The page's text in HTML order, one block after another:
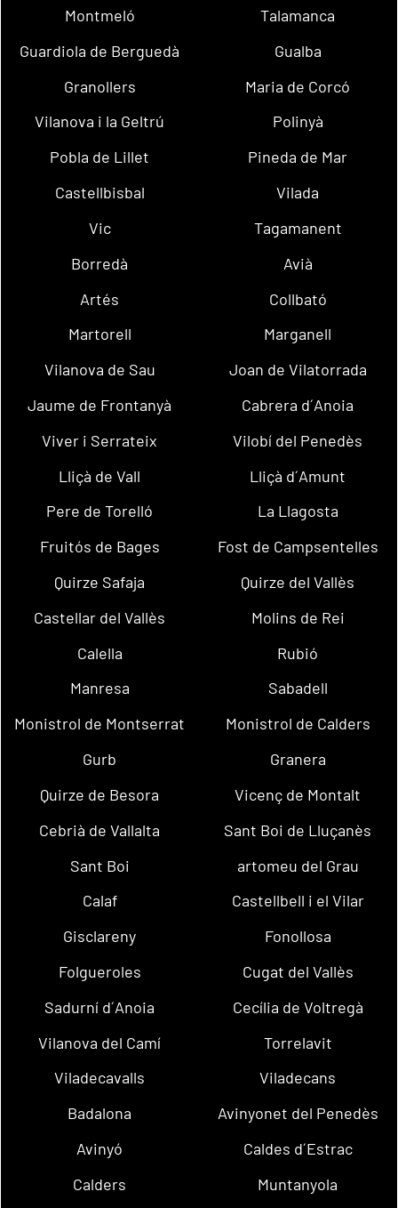
Montmeló
Talamanca
Guardiola de Berguedà
Gualba
Granollers
Maria de Corcó
Vilanova i la Geltrú
Polinyà
Pobla de Lillet
Pineda de Mar
Castellbisbal
Vilada
Vic
Tagamanent
Borredà
Avià
Artés
Collbató
Martorell
Marganell
Vilanova de Sau
Joan de Vilatorrada
Jaume de Frontanyà
Cabrera d´Anoia
Viver i Serrateix
Vilobí del Penedès
Lliçà de Vall
Lliçà d´Amunt
Pere de Torelló
La Llagosta
Fruitós de Bages
Fost de Campsentelles
Quirze Safaja
Quirze del Vallès
Castellar del Vallès
Molins de Rei
Calella
Rubió
Manresa
Sabadell
Monistrol de Montserrat
Monistrol de Calders
Gurb
Granera
Quirze de Besora
Vicenç de Montalt
Cebrià de Vallalta
Sant Boi de Lluçanès
Sant Boi
artomeu del Grau
Calaf
Castellbell i el Vilar
Gisclareny
Fonollosa
Folgueroles
Cugat del Vallès
Sadurní d´Anoia
Cecília de Voltregà
Vilanova del Camí
Torrelavit
Viladecavalls
Viladecans
Badalona
Avinyonet del Penedès
Avinyó
Caldes d´Estrac
Calders
Muntanyola